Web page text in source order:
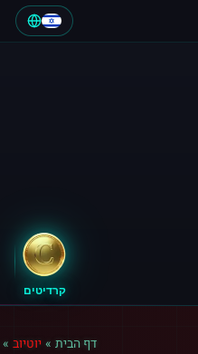
קרדיטים
דף הבית »יוטיוב »